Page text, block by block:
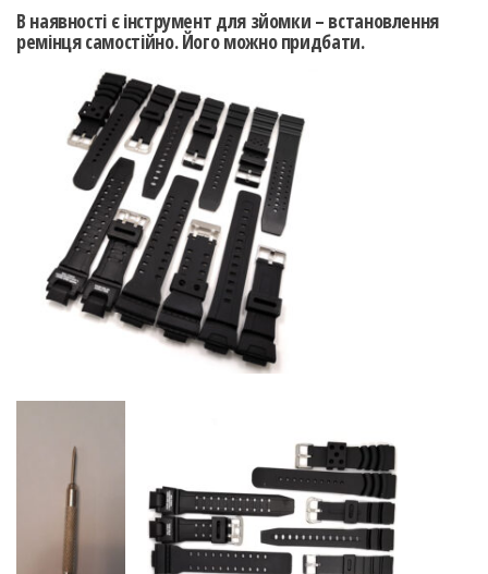
В наявності є інструмент для зйомки – встановлення
ремінця самостійно. Його можно придбати.